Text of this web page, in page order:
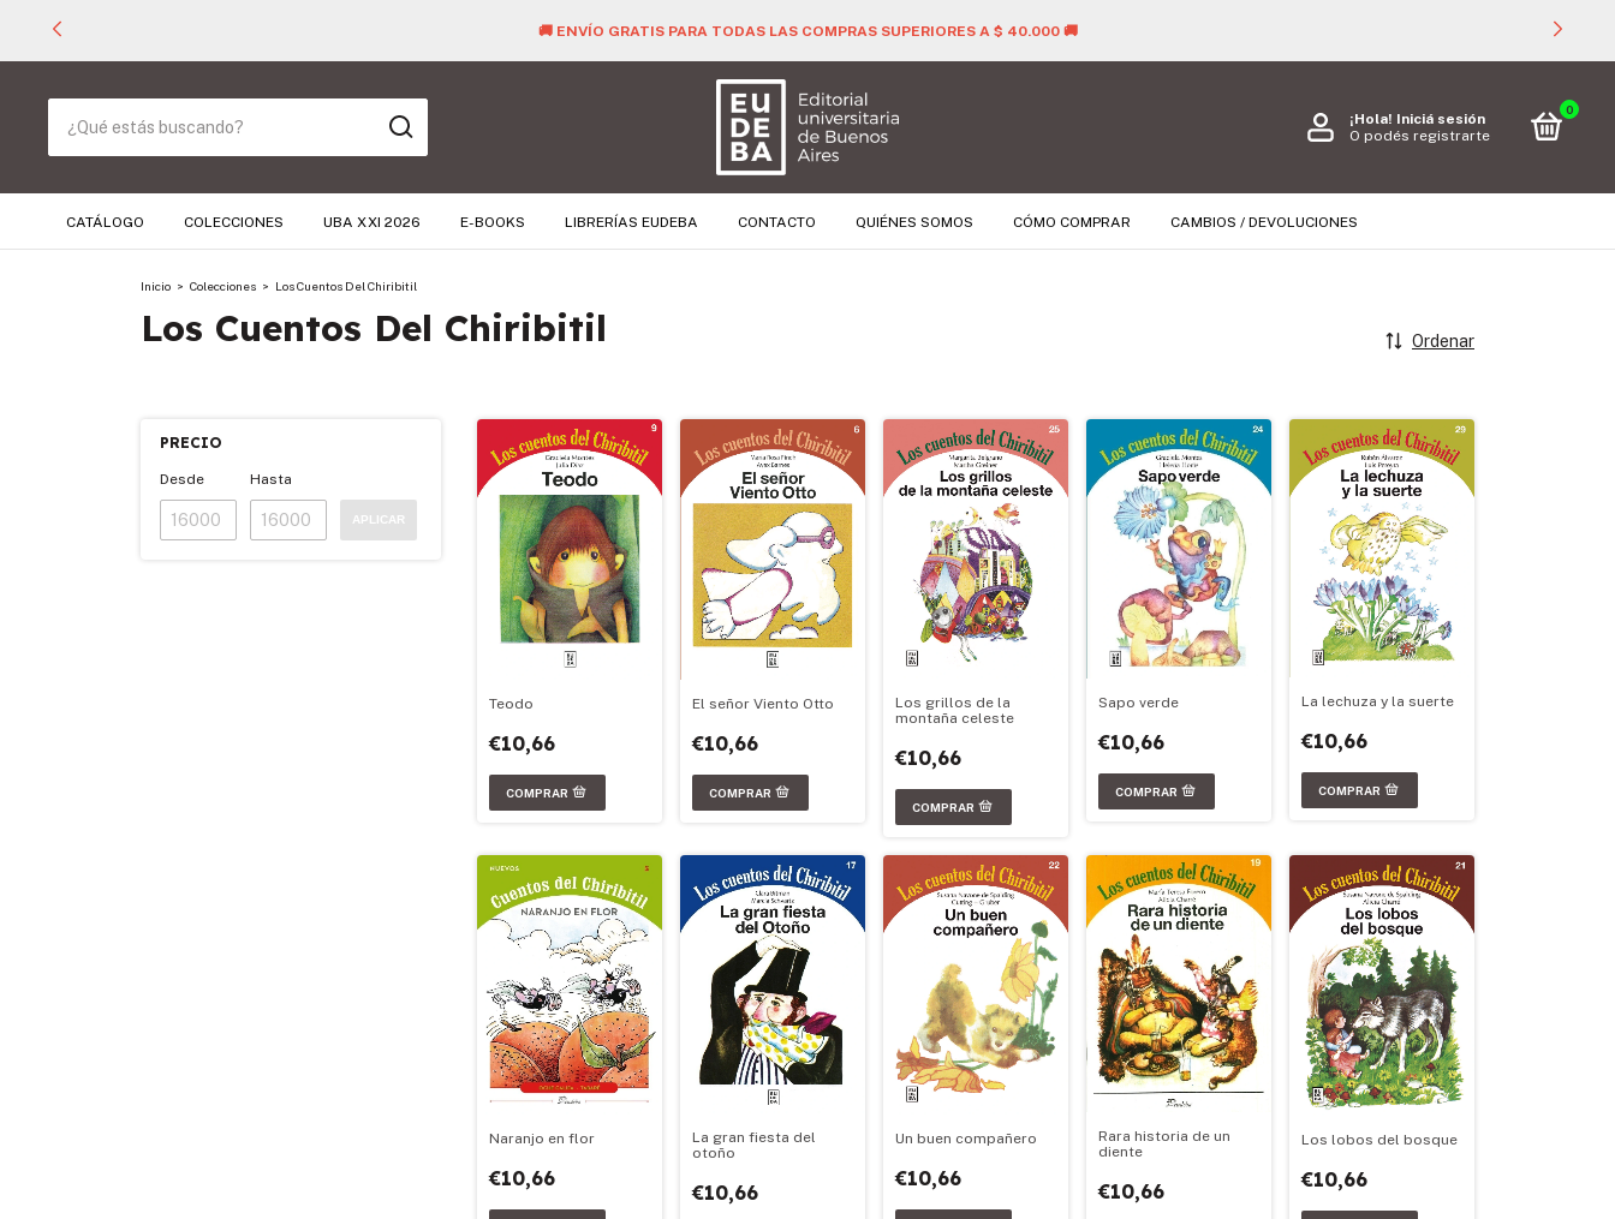
🚚 ENVÍO GRATIS PARA TODAS LAS COMPRAS SUPERIORES A $ 40.000 🚚
¡Hola! Iniciá sesión
O podés registrarte
0
CATÁLOGO COLECCIONES UBA XXI 2026 E-BOOKS LIBRERÍAS EUDEBA CONTACTO QUIÉNES SOMOS CÓMO COMPRAR CAMBIOS / DEVOLUCIONES
Inicio > Colecciones > Los Cuentos Del Chiribitil
Los Cuentos Del Chiribitil Ordenar
PRECIO
Desde Hasta
APLICAR
Teodo
€10,66
El señor Viento Otto
€10,66
Los grillos de la
montaña celeste
€10,66
Sapo verde
€10,66
La lechuza y la suerte
€10,66
Naranjo en flor
€10,66
La gran fiesta del
otoño
€10,66
Un buen compañero
€10,66
Rara historia de un
diente
€10,66
Los lobos del bosque
€10,66